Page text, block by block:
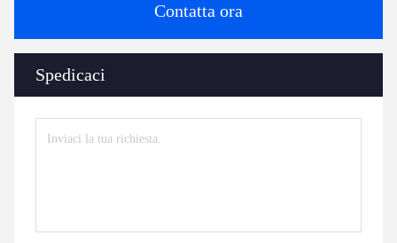
Contatta ora
Spedicaci